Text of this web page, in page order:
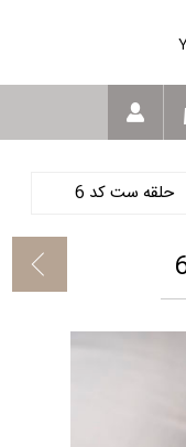
حلقه ست کد 6